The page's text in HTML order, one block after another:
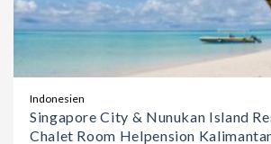
Indonesien
Singapore City & Nunukan Island
Chalet Room Helpension